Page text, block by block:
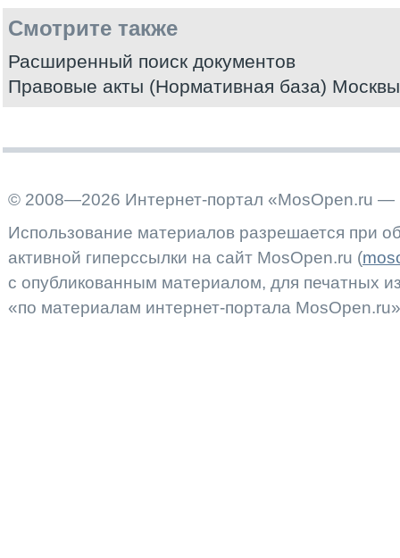
Смотрите также
Расширенный поиск документов
Правовые акты (Нормативная база) Москвы
© 2008—2026 Интернет-портал «MosOpen.ru —
Использование материалов разрешается при
активной гиперссылки на сайт MosOpen.ru (
с опубликованным материалом, для печатных
«по материалам интернет-портала